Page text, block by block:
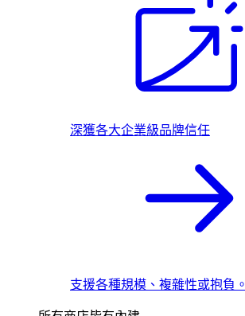
深獲各大企業級品牌信任
支援各種規模、複雜性或抱負。